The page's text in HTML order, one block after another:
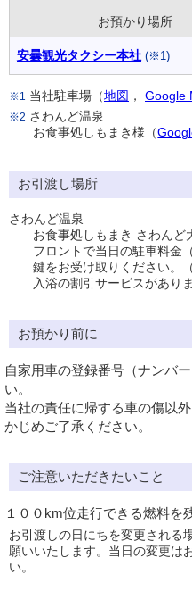
お預かり場所
安曇観光タクシー本社 (※1)
※1 当社駐車場（地図 ， Google
※2 さわんど温泉
お食事処しもまき様（
お引渡し場所
さわんど温泉
お食事処しもまき さわんど
フロントで当日の駐車料金
鍵をお受け取りください。
入浴の割引サービスがありま
お預かり前に
自家用車の登録番号（ナンバ
い。
当社の責任に帰する車の傷以
かじめご了承ください。
ご注意いただきたいこと
１００km位走行できる燃料を
お引渡しの日にちを変更される
願いいたします。当日の変更は
い。